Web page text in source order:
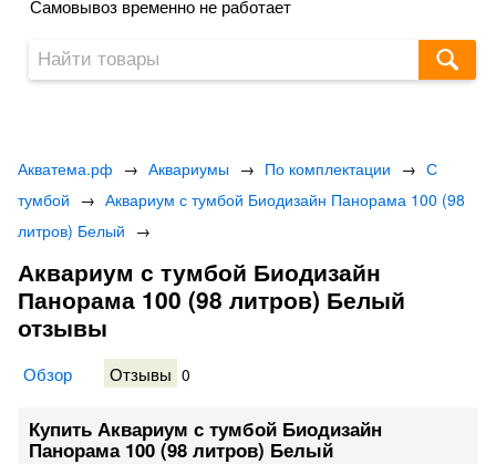
Самовывоз временно не работает
Акватема.рф → Аквариумы → По комплектации → С
тумбой → Аквариум с тумбой Биодизайн Панорама 100 (98
литров) Белый →
Аквариум с тумбой Биодизайн
Панорама 100 (98 литров) Белый
отзывы
Обзор Отзывы 0
Купить Аквариум с тумбой Биодизайн
Панорама 100 (98 литров) Белый